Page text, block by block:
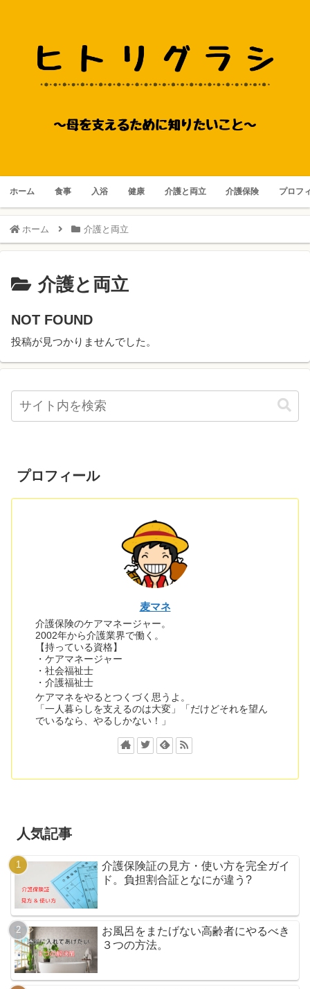
ホーム 食事 入浴 健康 介護と両立 介護保険 プロフ
ホーム 介護と両立
介護と両立
NOT FOUND
投稿が見つかりませんでした。
プロフィール
麦マネ
介護保険のケアマネージャー。
2002年から介護業界で働く。
【持っている資格】
・ケアマネージャー
・社会福祉士
・介護福祉士
ケアマネをやるとつくづく思うよ。
「一人暮らしを支えるのは大変」「だけどそれを望ん
でいるなら、やるしかない！」
人気記事
介護保険証の見方・使い方を完全ガイ
ド。負担割合証となにが違う?
お風呂をまたげない高齢者にやるべき
３つの方法。